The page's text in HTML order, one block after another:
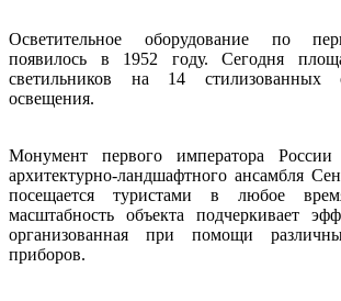
Осветительное оборудование по
появилось в 1952 году. Сегодня
светильников на 14 стилизованных
освещения.
Монумент первого императора
архитектурно-ландшафтного ансамбля
посещается туристами в любое
масштабность объекта подчеркивает
организованная при помощи
приборов.